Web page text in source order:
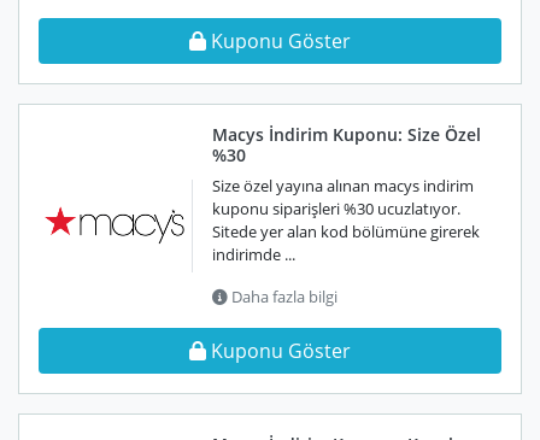
Kuponu Göster
Macys İndirim Kuponu: Size Özel
%30
Size özel yayına alınan macys indirim
kuponu siparişleri %30 ucuzlatıyor.
Sitede yer alan kod bölümüne girerek
indirimde ...
Daha fazla bilgi
Kuponu Göster